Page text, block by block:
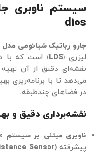
d10s
جارو رباتیک شیائومی مدل Dreame d10s
لیزری (LDS) است که با
نقشه‌ای دقیق از آن تهیه
می‌دهد تا با برنامه‌ریزی
در فضاهای چندطبقه.
نقشه‌برداری دقیق و
ناوبری مبتنی بر سیستم LDS:
پیشرفته LDS ( Sensor